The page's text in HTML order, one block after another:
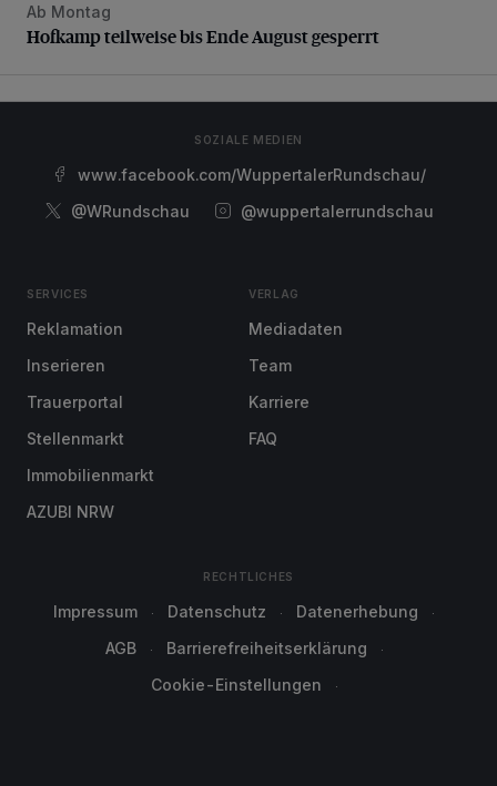
Hofkamp teilweise bis Ende August gesperrt
Ab Montag
Hofkamp teilweise bis Ende August gesperrt
SOZIALE MEDIEN
www.facebook.com/WuppertalerRundschau/
@WRundschau
@wuppertalerrundschau
SERVICES
Reklamation
Inserieren
Trauerportal
Stellenmarkt
Immobilienmarkt
AZUBI NRW
VERLAG
Mediadaten
Team
Karriere
FAQ
RECHTLICHES
Impressum Datenschutz
Datenerhebung
AGB
Barrierefreiheitserklärung
Cookie-Einstellungen